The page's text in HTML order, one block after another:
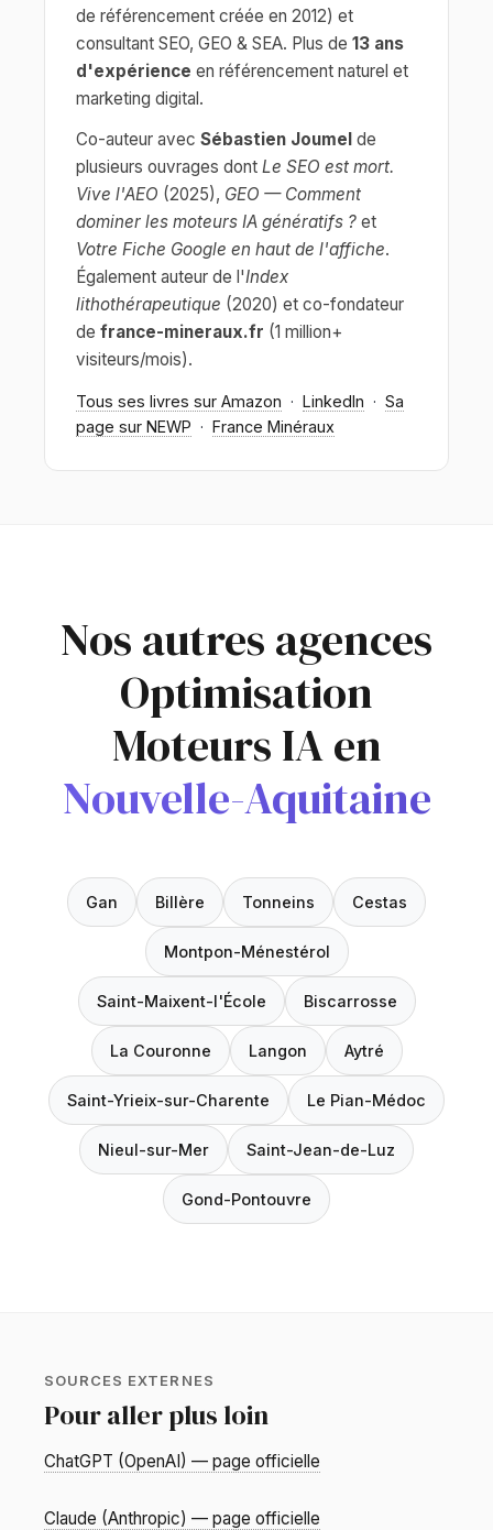
de référencement créée en 2012) et
consultant SEO, GEO & SEA. Plus de 13 ans
d'expérience en référencement naturel et
marketing digital.
Co-auteur avec Sébastien Joumel de
plusieurs ouvrages dont Le SEO est mort.
Vive l'AEO (2025), GEO — Comment
dominer les moteurs IA génératifs ? et
Votre Fiche Google en haut de l'affiche.
Également auteur de l'Index
lithothérapeutique (2020) et co-fondateur
de france-mineraux.fr (1 million+
visiteurs/mois).
Tous ses livres sur Amazon · LinkedIn · Sa
page sur NEWP · France Minéraux
Nos autres agences
Optimisation
Moteurs IA en
Nouvelle-Aquitaine
Gan Billère Tonneins Cestas
Montpon-Ménestérol
Saint-Maixent-l'École Biscarrosse
La Couronne Langon Aytré
Saint-Yrieix-sur-Charente Le Pian-Médoc
Nieul-sur-Mer Saint-Jean-de-Luz
Gond-Pontouvre
SOURCES EXTERNES
Pour aller plus loin
ChatGPT (OpenAI) — page officielle
Claude (Anthropic) — page officielle